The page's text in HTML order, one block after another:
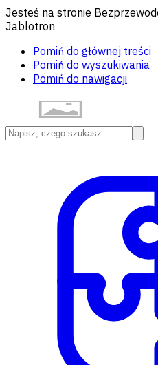
Jesteś na stronie
Jablotron
Pomiń do głównej treści
Pomiń do wyszukiwania
Pomiń do nawigacji